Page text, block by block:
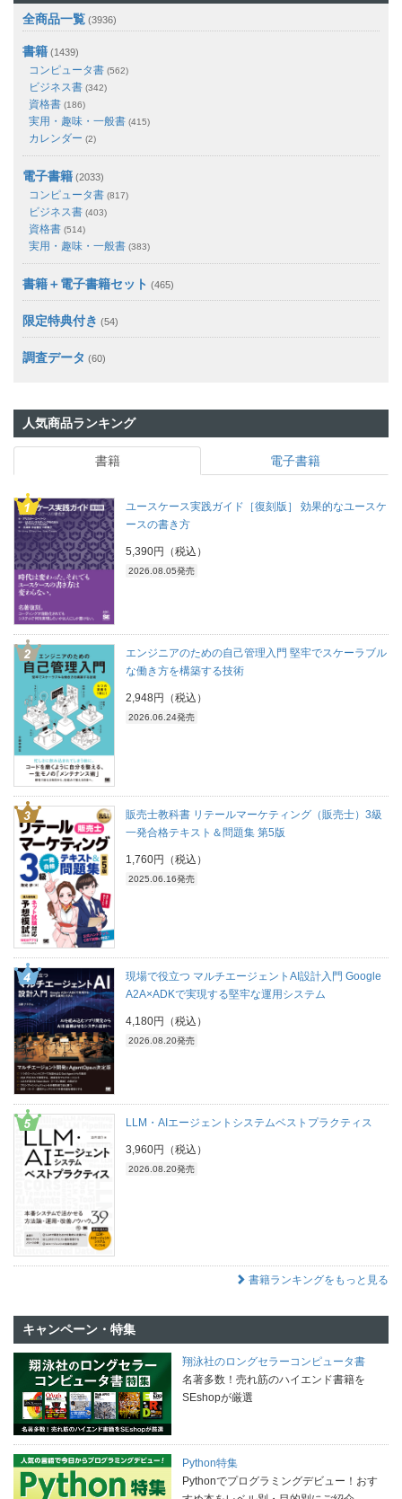
全商品一覧 (3936)
書籍 (1439)
コンピュータ書 (562)
ビジネス書 (342)
資格書 (186)
実用・趣味・一般書 (415)
カレンダー (2)
電子書籍 (2033)
コンピュータ書 (817)
ビジネス書 (403)
資格書 (514)
実用・趣味・一般書 (383)
書籍＋電子書籍セット (465)
限定特典付き (54)
調査データ (60)
人気商品ランキング
書籍 電子書籍
ユースケース実践ガイド［復刻版］ 効果的なユースケ
ースの書き方
5,390円（税込）
2026.08.05発売
エンジニアのための自己管理入門 堅牢でスケーラブル
な働き方を構築する技術
2,948円（税込）
2026.06.24発売
販売士教科書 リテールマーケティング（販売士）3級
一発合格テキスト＆問題集 第5版
1,760円（税込）
2025.06.16発売
現場で役立つ マルチエージェントAI設計入門 Google
A2A×ADKで実現する堅牢な運用システム
4,180円（税込）
2026.08.20発売
LLM・AIエージェントシステムベストプラクティス
3,960円（税込）
2026.08.20発売
書籍ランキングをもっと見る
キャンペーン・特集
翔泳社のロングセラーコンピュータ書
名著多数！売れ筋のハイエンド書籍を
SEshopが厳選
Python特集
Pythonでプログラミングデビュー！おす